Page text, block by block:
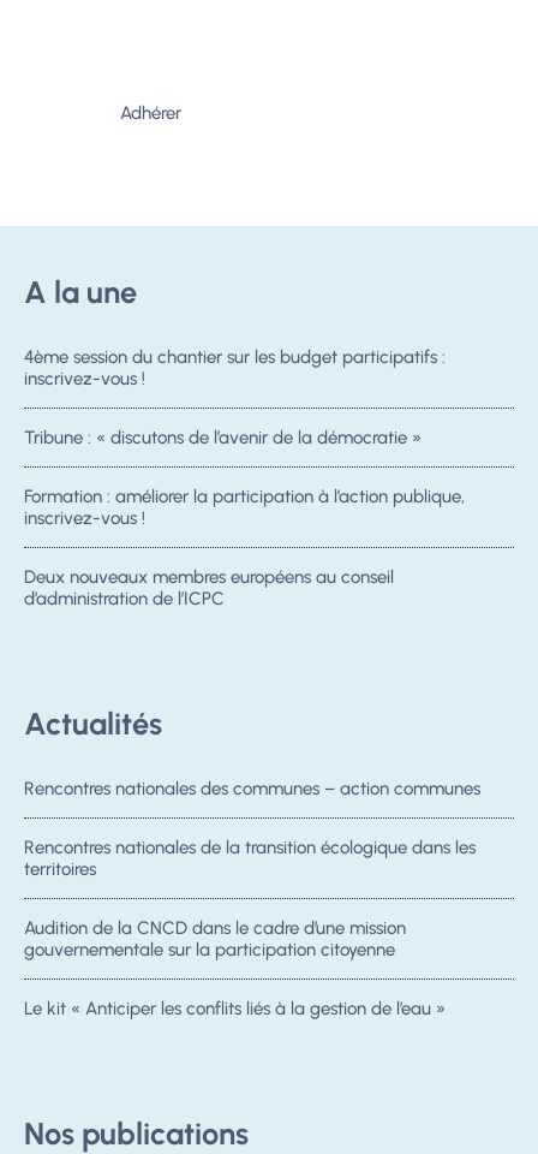
Adhérer
A la une
4ème session du chantier sur les budget participatifs :
inscrivez-vous !
Tribune : « discutons de l’avenir de la démocratie »
Formation : améliorer la participation à l’action publique,
inscrivez-vous !
Deux nouveaux membres européens au conseil
d’administration de l’ICPC
Actualités
Rencontres nationales des communes – action communes
Rencontres nationales de la transition écologique dans les
territoires
Audition de la CNCD dans le cadre d’une mission
gouvernementale sur la participation citoyenne
Le kit « Anticiper les conflits liés à la gestion de l’eau »
Nos publications